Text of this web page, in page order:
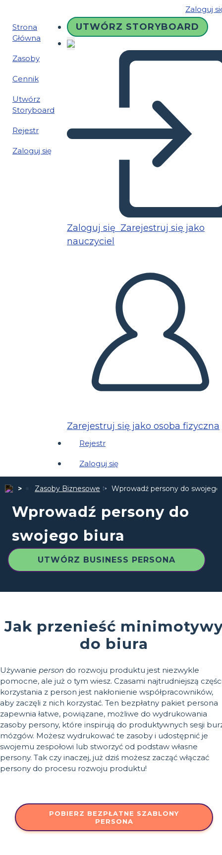
Zaloguj
Strona
Główna
Zasoby
Cennik
Utwórz
Storyboard
Rejestr
Zaloguj się
UTWÓRZ STORYBOARD
Zaloguj się Zarejestruj się jako
nauczyciel
Zarejestruj się jako osoba fizyczna
Rejestr
Zaloguj się
Zasoby Biznesowe Wprowadź persony do swojego
Wprowadź persony do
swojego biura
UTWÓRZ BUSINESS PERSONA
Jak przenieść
do biura
Używanie person do rozwoju produktu jest niezwykle
pomocne, ale już o tym wiesz. Czasami najtrudniejszą
korzystania z person jest nakłonienie współpracowników,
aby zaczęli z nich korzystać. Ten bezpłatny pakiet persona
zapewnia łatwe, powiązane, możliwe do wydrukowania
zasoby persony, które inspirują do produktywnych sesji
mózgów. Możesz wydrukować te zasoby i udostępnić je
swojemu zespołowi lub stworzyć od podstaw własne
persony. Tak czy inaczej, już dziś możesz zacząć włączać
persony do procesu rozwoju produktu!
POBIERZ BEZPŁATNE SZABLONY
PERSONA